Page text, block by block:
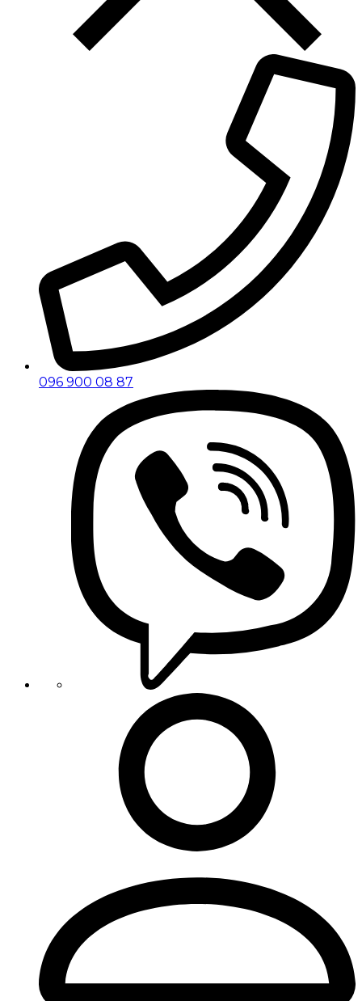
096 900 08 87